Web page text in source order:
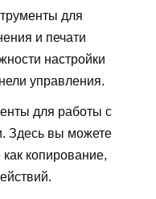
для
и печати
настройки
управления.
для работы с
Здесь вы можете
копирование,